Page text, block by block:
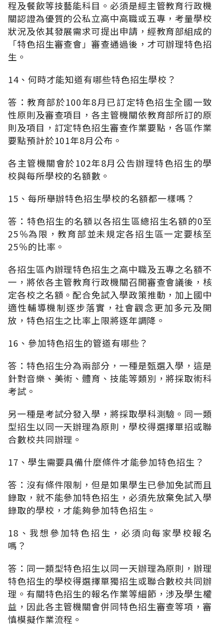
程及餐飲等技藝能科目。必須是經主管教育行政機
關認證為優質的公私立高中高職或五專，考量學校
狀況及依其發展需求可提出申請，經教育部組成的
「特色招生審查會」審查通過後，才可辦理特色招
生。
14、何時才能知道有哪些特色招生學校？
答：教育部於100年8月已訂定特色招生全國一致
性原則及審查項目，各主管機關依教育部所訂的原
則及項目，訂定特色招生審查作業要點，各區作業
要點預計於101年8月公布。
各主管機關會於102年8月公告辦理特色招生的學
校與每所學校的名額數。
15、每所舉辦特色招生學校的名額都一樣嗎？
答：特色招生的名額以各招生區總招生名額的0至
25％為限，教育部並未規定各招生區一定要核至
25％的比率。
各招生區內辦理特色招生之高中職及五專之名額不
一，將依各主管教育行政機關召開審查會議後，核
定各校之名額。配合免試入學政策推動，加上國中
適性輔導機制逐步落實，社會觀念更加多元及開
放，特色招生之比率上限將逐年調降。
16、參加特色招生的管道有哪些？
答：特色招生分為兩部分，一種是甄選入學，這是
針對音樂、美術、體育、技能等類別，將採取術科
考試。
另一種是考試分發入學，將採取學科測驗。同一類
型招生以同一天辦理為原則，學校得選擇單招或聯
合數校共同辦理。
17、學生需要具備什麼條件才能參加特色招生？
答：沒有條件限制，但是如果學生已參加免試而且
錄取，就不能參加特色招生，必須先放棄免試入學
錄取的學校，才能夠參加特色招生。
18、我想參加特色招生，必須向每家學校報名
嗎？
答：同一類型特色招生以同一天辦理為原則，辦理
特色招生的學校得選擇單獨招生或聯合數校共同辦
理。有關特色招生的報名作業等細節，涉及學生權
益，因此各主管機關會併同特色招生審查等項，審
慎模擬作業流程。